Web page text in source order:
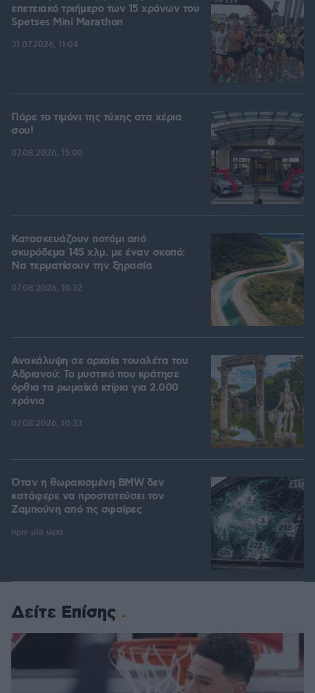
επετειακό τριήμερο των 15 χρόνων του
Spetses Mini Marathon
31.07.2026, 11:04
Πάρε το τιμόνι της τύχης στα χέρια
σου!
07.08.2026, 15:00
Κατασκευάζουν ποτάμι από
σκυρόδεμα 145 χλμ. με έναν σκοπό:
Να τερματίσουν την ξηρασία
07.08.2026, 10:32
Ανακάλυψη σε αρχαία τουαλέτα του
Αδριανού: Το μυστικό που κράτησε
όρθια τα ρωμαϊκά κτίρια για 2.000
χρόνια
07.08.2026, 10:33
Όταν η θωρακισμένη BMW δεν
κατάφερε να προστατεύσει τον
Ζαμπούνη από τις σφαίρες
πριν μία ώρα
Δείτε Επίσης